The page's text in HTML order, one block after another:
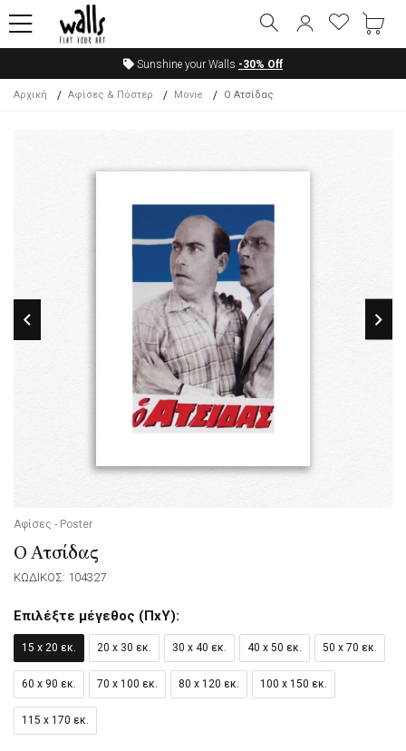
Sunshine your Walls -30% Off
Αρχική Αφίσες & Πόστερ Movie Ο Ατσίδας
Αφίσες - Poster
Ο Ατσίδας
ΚΩΔΙΚΟΣ: 104327
Επιλέξτε μέγεθος (ΠxΥ):
15 x 20 εκ. 20 x 30 εκ. 30 x 40 εκ. 40 x 50 εκ. 50 x 70 εκ.
60 x 90 εκ. 70 x 100 εκ. 80 x 120 εκ. 100 x 150 εκ.
115 x 170 εκ.